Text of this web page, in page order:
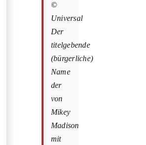
©
Universal
Der
titelgebende
(bürgerliche)
Name
der
von
Mikey
Madison
mit